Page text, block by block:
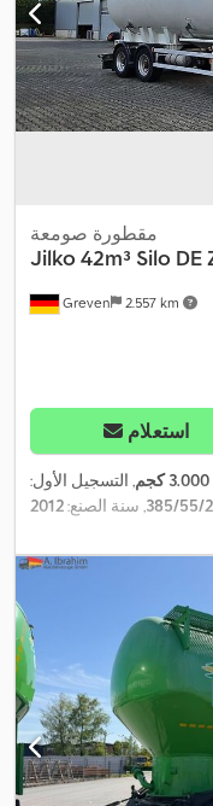
Greven 2.557 km
مقطورة صومعة
Jilko42m³ Silo DE
استعلام
3.000 كجم
, التسجيل الأول:
385/55/, سنة الصنع:2012